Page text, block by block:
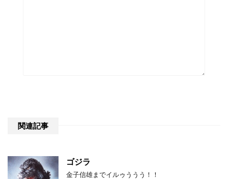
関連記事
ゴジラ
金子信雄までイルゥううう！！